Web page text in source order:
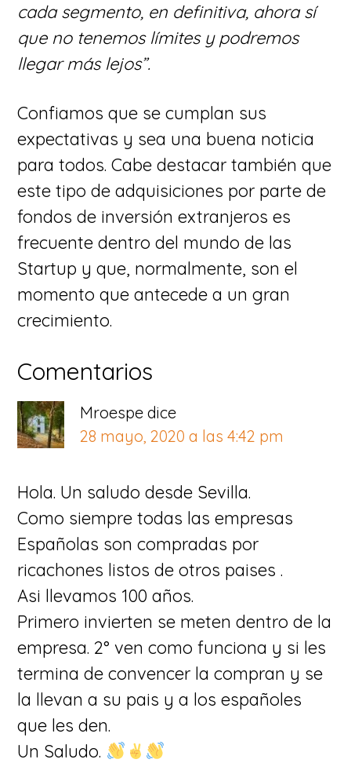
cada segmento, en definitiva, ahora sí
que no tenemos límites y podremos
llegar más lejos”.
Confiamos que se cumplan sus
expectativas y sea una buena noticia
para todos. Cabe destacar también que
este tipo de adquisiciones por parte de
fondos de inversión extranjeros es
frecuente dentro del mundo de las
Startup y que, normalmente, son el
momento que antecede a un gran
crecimiento.
Interacciones
con
los
Comentarios
Mroespe dice
28 mayo, 2020 a las 4:42 pm
Hola. Un saludo desde Sevilla.
Como siempre todas las empresas
Españolas son compradas por
ricachones listos de otros paises .
Asi llevamos 100 años.
Primero invierten se meten dentro de la
empresa. 2° ven como funciona y si les
termina de convencer la compran y se
la llevan a su pais y a los españoles
que les den.
Un Saludo.